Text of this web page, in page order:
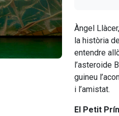
Àngel
la història
entendre
l’asteroide
guineu
i l’amistat.
El Petit